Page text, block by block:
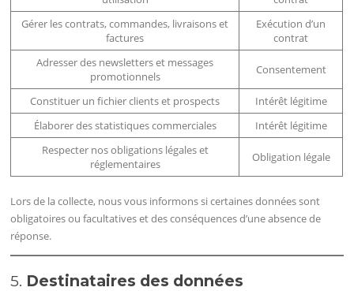
Gérer les contrats, commandes, livraisons et
factures
Exécution d’un
contrat
Adresser des newsletters et messages
promotionnels
Consentement
Constituer un fichier clients et prospects
Intérêt légitime
Élaborer des statistiques commerciales
Intérêt légitime
Respecter nos obligations légales et
réglementaires
Obligation légale
Lors de la collecte, nous vous informons si certaines données sont
obligatoires ou facultatives et des conséquences d’une absence de
réponse.
5. Destinataires des données